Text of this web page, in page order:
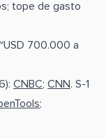
tope de gasto
700.000 a
CNBC; CNN. S-1
;